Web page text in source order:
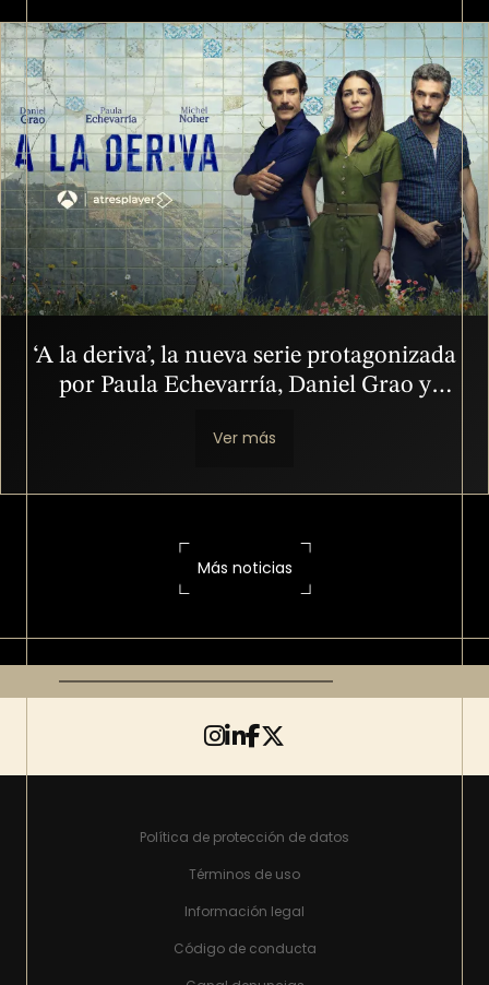
Imagen
‘A la deriva’, la nueva serie protagonizada
por Paula Echevarría, Daniel Grao y
septiembre en atresplayer
Ver más
Más noticias
Política de protección de datos
Términos de uso
Información legal
Código de conducta